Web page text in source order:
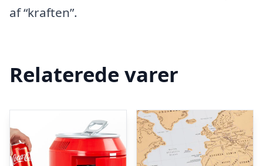
af “kraften”.
Relaterede varer